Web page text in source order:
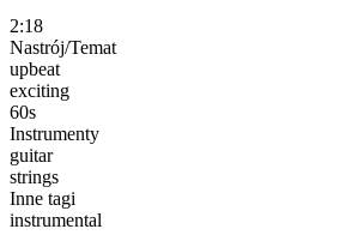
2:18
Nastrój/Temat
upbeat
exciting
60s
Instrumenty
guitar
strings
Inne tagi
instrumental